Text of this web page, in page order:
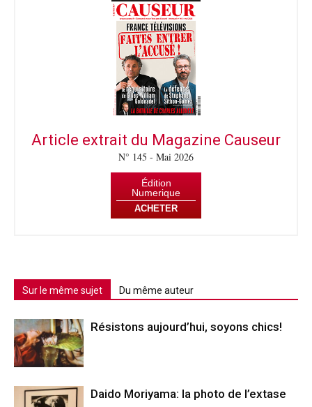
Article extrait du Magazine Causeur
N° 145 - Mai 2026
Édition
Numerique
ACHETER
Sur le même sujet Du même auteur
Résistons aujourd’hui, soyons chics!
Daido Moriyama: la photo de l’extase